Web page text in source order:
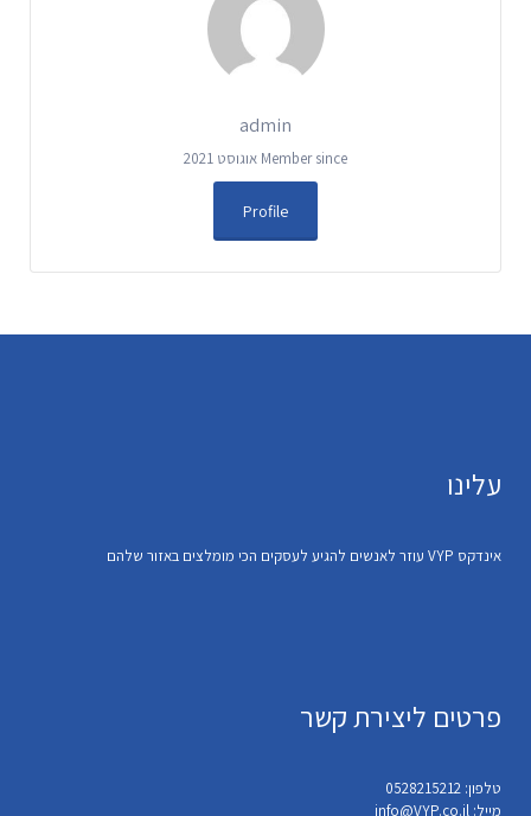
admin
Member since אוגוסט 2021
Profile
עלינו
אינדקס VYP עוזר לאנשים להגיע לעסקים הכי מומלצים באזור שלהם
פרטים ליצירת קשר
טלפון: 0528215212
מייל: info@VYP.co.il